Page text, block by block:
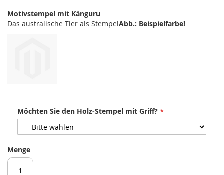
Motivstempel mit Känguru
Das australische Tier als StempelAbb.: Beispielfarbe!
Möchten Sie den Holz-Stempel mit Griff?
Menge